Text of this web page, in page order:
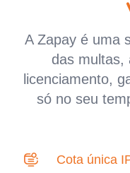
A Zapay é uma
das multas,
licenciamento,
só no seu
Cota única